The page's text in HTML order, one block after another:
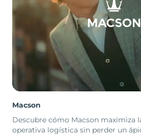
Macson
Descubre cómo Macson maximiza
operativa logística sin perder un